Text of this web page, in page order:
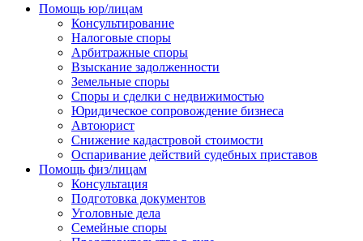
Помощь юр/лицам
Консультирование
Налоговые споры
Арбитражные споры
Взыскание задолженности
Земельные споры
Споры и сделки с недвижимостью
Юридическое сопровождение бизнеса
Автоюрист
Снижение кадастровой стоимости
Оспаривание действий судебных приставов
Помощь физ/лицам
Консультация
Подготовка документов
Уголовные дела
Семейные споры